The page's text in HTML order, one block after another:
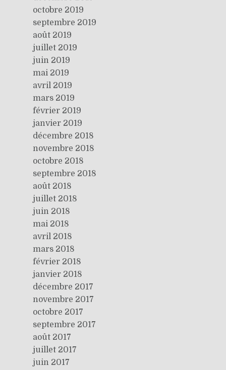
octobre 2019
septembre 2019
août 2019
juillet 2019
juin 2019
mai 2019
avril 2019
mars 2019
février 2019
janvier 2019
décembre 2018
novembre 2018
octobre 2018
septembre 2018
août 2018
juillet 2018
juin 2018
mai 2018
avril 2018
mars 2018
février 2018
janvier 2018
décembre 2017
novembre 2017
octobre 2017
septembre 2017
août 2017
juillet 2017
juin 2017